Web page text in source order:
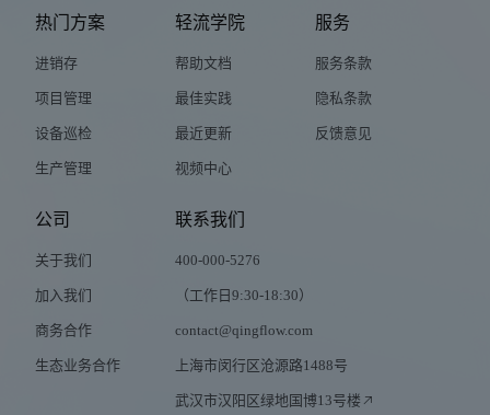
热门方案
进销存
项目管理
设备巡检
生产管理
轻流学院
帮助文档
最佳实践
最近更新
视频中心
服务
服务条款
隐私条款
反馈意见
公司
关于我们
加入我们
商务合作
生态业务合作
联系我们
400-000-5276
（工作日9:30-18:30）
contact@qingflow.com
上海市闵行区沧源路1488号
武汉市汉阳区绿地国博13号楼